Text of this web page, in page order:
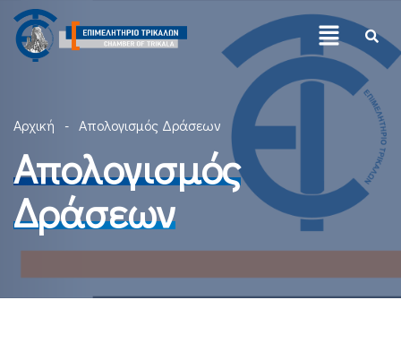
Αρχική Απολογισμός Δράσεων
Απολογισμός
Δράσεων